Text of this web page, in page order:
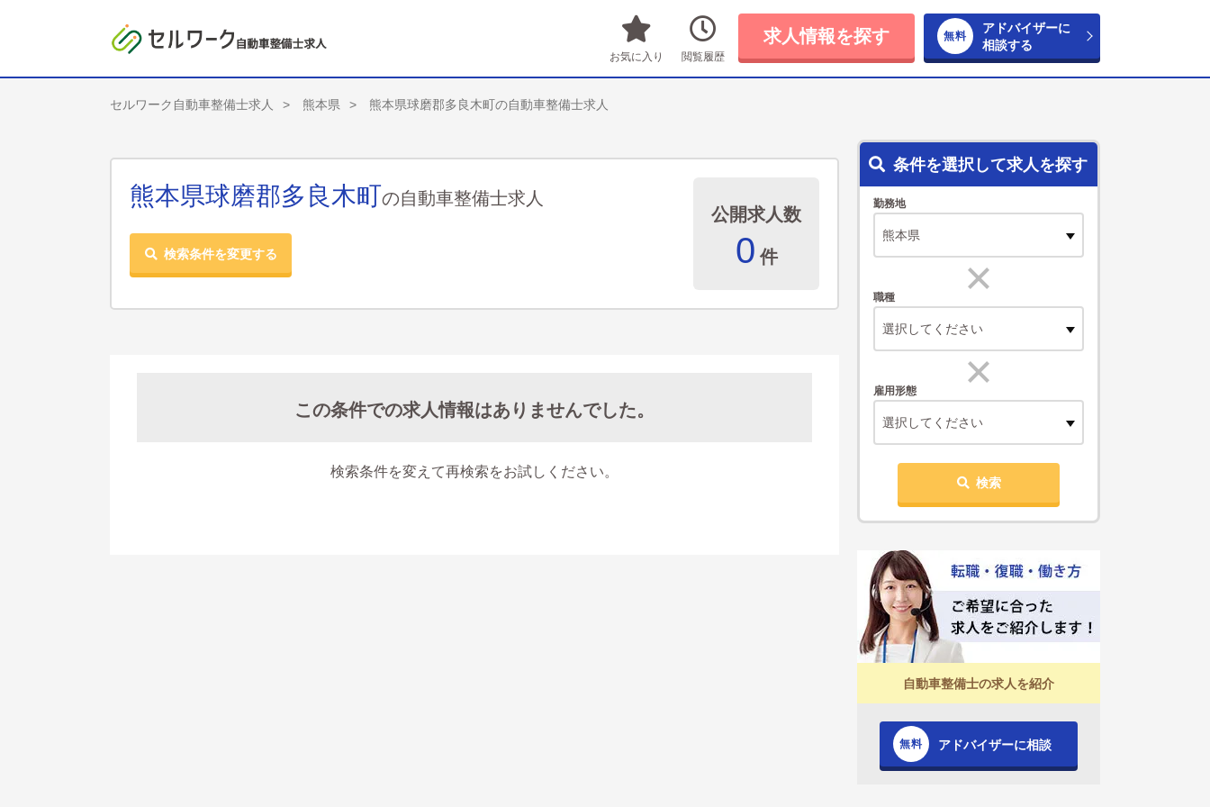
お気に入り 閲覧履歴
求人情報を探す
アドバイザーに
相談する
セルワーク自動車整備士求人 熊本県 熊本県球磨郡多良木町の自動車整備士求人
熊本県球磨郡多良木町の自動車整備士求人
検索条件を変更する
公開求人数
0 件
この条件での求人情報はありませんでした。
検索条件を変えて再検索をお試しください。
条件を選択して求人を探す
勤務地
職種
選択してください
雇用形態
選択してください
検索
自動車整備士の求人を紹介
アドバイザーに相談